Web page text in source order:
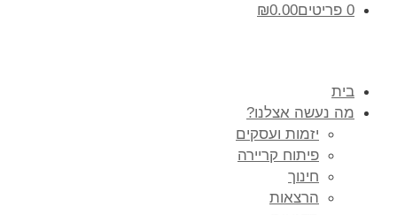
0 פריטים ₪0.00
בית
מה נעשה אצלנו?
יזמות ועסקים
פיתוח קריירה
חינוך
הרצאות